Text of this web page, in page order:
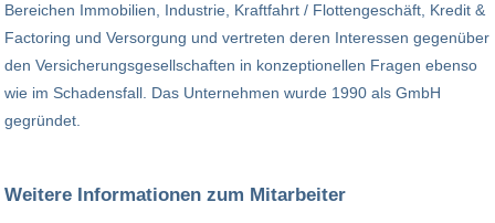
Bereichen Immobilien, Industrie, Kraftfahrt / Flottengeschäft, Kredit &
Factoring und Versorgung und vertreten deren Interessen gegenüber
den Versicherungsgesellschaften in konzeptionellen Fragen ebenso
wie im Schadensfall. Das Unternehmen wurde 1990 als GmbH
gegründet.
Weitere Informationen zum Mitarbeiter